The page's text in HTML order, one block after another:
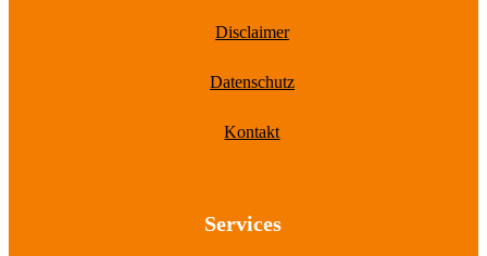
Disclaimer
Datenschutz
Kontakt
Services